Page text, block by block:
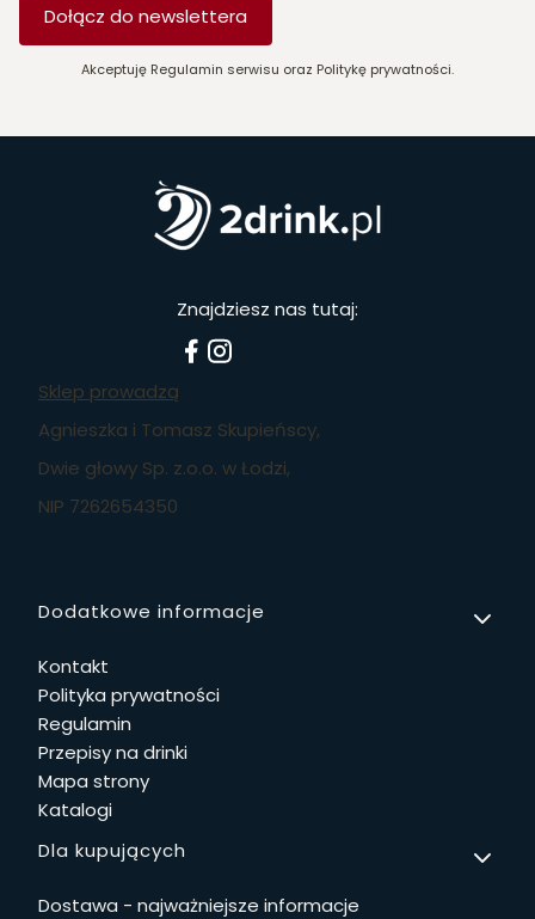
Dołącz do newslettera
Akceptuję Regulamin serwisu oraz Politykę prywatności.
Znajdziesz nas tutaj:
Sklep prowadzą
Agnieszka i Tomasz Skupieńscy,
Dwie głowy Sp. z.o.o. w Łodzi,
NIP 7262654350
Linki w stopce
Dodatkowe informacje
Kontakt
Polityka prywatności
Regulamin
Przepisy na drinki
Mapa strony
Katalogi
Dla kupujących
Dostawa - najważniejsze informacje